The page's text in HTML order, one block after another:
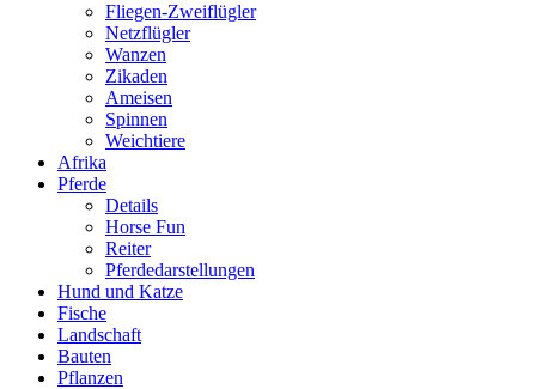
Fliegen-Zweiflügler
Netzflügler
Wanzen
Zikaden
Ameisen
Spinnen
Weichtiere
Afrika
Pferde
Details
Horse Fun
Reiter
Pferdedarstellungen
Hund und Katze
Fische
Landschaft
Bauten
Pflanzen